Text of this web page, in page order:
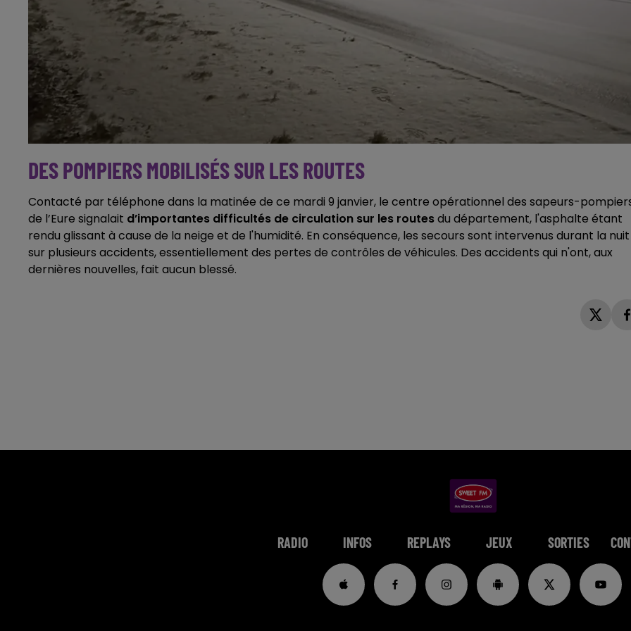
DES POMPIERS MOBILISÉS SUR LES ROUTES
Contacté par téléphone dans la matinée de ce mardi 9 janvier, le centre opérationnel des sapeurs-
de l’Eure signalait d’importantes difficultés de circulation sur les routesdu département, l'asphalte étant
rendu glissant à cause de la neige et de l'humidité. En conséquence, les secours sont intervenus durant la nuit
sur plusieurs accidents, essentiellement des pertes de contrôles de véhicules. Des accidents qui n'ont, aux
dernières nouvelles, fait aucun blessé.
RADIO INFOS REPLAYS JEUX SORTIES